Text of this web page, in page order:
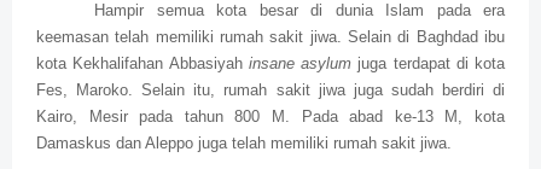
Hampir semua kota besar di dunia Islam pada era
keemasan telah memiliki rumah sakit jiwa. Selain di Baghdad ibu
kota Kekhalifahan Abbasiyah insane asylum juga terdapat di kota
Fes, Maroko. Selain itu, rumah sakit jiwa juga sudah berdiri di
Kairo, Mesir pada tahun 800 M. Pada abad ke-13 M, kota
Damaskus dan Aleppo juga telah memiliki rumah sakit jiwa.